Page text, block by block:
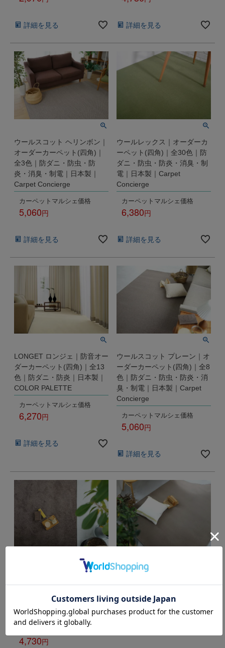
詳細を見る
詳細を見る
ウールスコット ヘリンボン｜
オーダーカーペット(四角)｜
全3色｜防ダニ・防虫・防
炎・消臭・制電｜日本製｜
Carpet Concierge
カーペットマルシェ価格
5,060
詳細を見る
ウールレックス｜オーダーカ
ーペット(四角)｜全30色｜防
ダニ・防虫・防炎・消臭・制
電｜日本製｜Carpet
Concierge
カーペットマルシェ価格
6,380
詳細を見る
LONGET ロンジェ｜防音オー
ダーカーペット(四角)｜全13
色｜防ダニ・防炎｜日本製｜
COLOR PALETTE
カーペットマルシェ価格
6,270
詳細を見る
ウールスコット プレーン｜オ
ーダーカーペット(四角)｜全8
色｜防ダニ・防虫・防炎・消
臭・制電｜日本製｜Carpet
Concierge
カーペットマルシェ価格
5,060
詳細を見る
エコロア100｜オーダーカー
止｜日本製｜Carpet
Concierge
カーペットマルシェ価格
4,730
ロングフォード｜オーダーカ
｜日本製｜Carpet Concierge
カーペットマルシェ価格